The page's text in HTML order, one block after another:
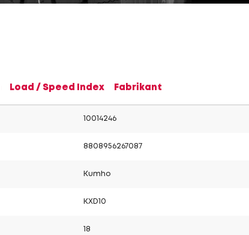
Load / Speed Index Fabrikant
10014246
8808956267087
Kumho
KXD10
18